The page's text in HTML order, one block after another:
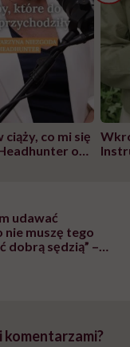
ciąży, co mi się
o
udawać
nie muszę tego
dobrą sędzią” –